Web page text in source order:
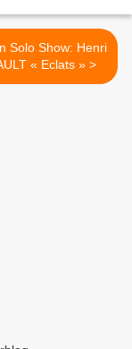
Solo Show: Henri
FOUCAULT « Eclats » >